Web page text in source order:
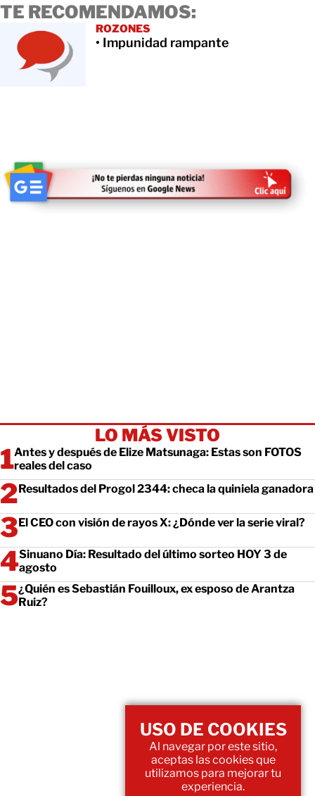
TE RECOMENDAMOS:
ROZONES
• Impunidad rampante
LO MÁS VISTO
Antes y después de Elize Matsunaga: Estas son FOTOS
reales del caso
Resultados del Progol 2344: checa la quiniela ganadora
El CEO con visión de rayos X: ¿Dónde ver la serie viral?
Sinuano Día: Resultado del último sorteo HOY 3 de
agosto
¿Quién es Sebastián Fouilloux, ex esposo de Arantza
Ruiz?
USO DE COOKIES
Al navegar por este sitio,
aceptas las cookies que
utilizamos para mejorar tu
experiencia.